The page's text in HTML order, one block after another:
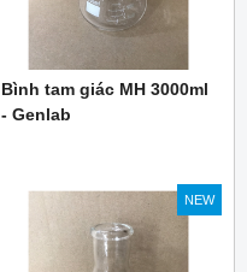
Bình tam giác MH 3000ml
- Genlab
NEW